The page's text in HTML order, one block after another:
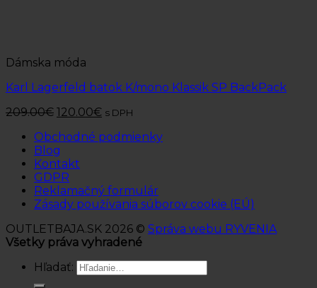
Dámska móda
Karl Lagerfeld batok K/mono Klassik SP BackPack
209.00€ 120.00€ s DPH
Obchodné podmienky
Blog
Kontakt
GDPR
Reklamačný formulár
Zásady používania súborov cookie (EÚ)
OUTLETBAJA.SK 2026 © Správa webu RYVENIA
Všetky práva vyhradené
Hľadať: